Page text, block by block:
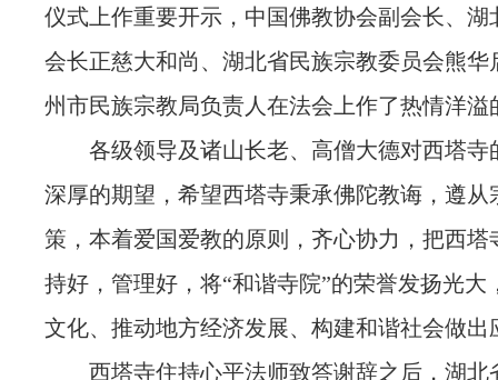
仪式上作重要开示，中国佛教协会副会长、湖
会长正慈大和尚、湖北省民族宗教委员会熊华
州市民族宗教局负责人在法会上作了热情洋溢
各级领导及诸山长老、高僧大德对西塔寺
深厚的期望，希望西塔寺秉承佛陀教诲，遵从
策，本着爱国爱教的原则，齐心协力，把西塔
持好，管理好，将“和谐寺院”的荣誉发扬光大
文化、推动地方经济发展、构建和谐社会做出
西塔寺住持心平法师致答谢辞之后，湖北